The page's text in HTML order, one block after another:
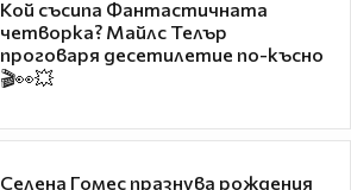
Кой съсипа Фантастичната
четворка? Майлс Телър
проговаря десетилетие по-късно
🎬👀💥
Селена Гомес празнува рождения